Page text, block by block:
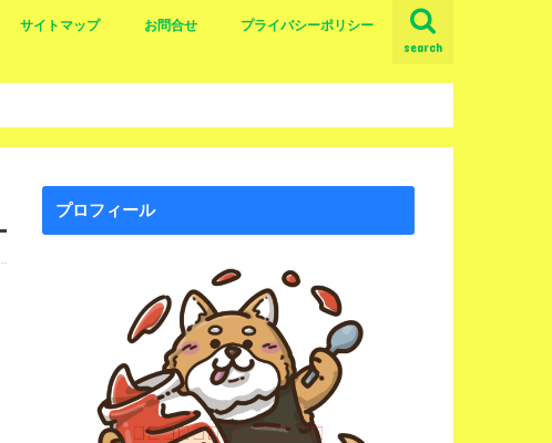
search
サイトマップ お問合せ プライバシーポリシー
プロフィール